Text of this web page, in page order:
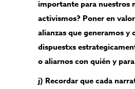
importante para nuestros
activismos? Poner en
alianzas que generamos y
dispuestxs
o aliarnos con quién y
j) Recordar que cada